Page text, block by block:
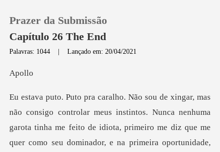
Loja
Histórico
Prazer da Submissão
Capítulo 26 The End
Palavras: 1044 |Lançado em: 20/04/2021
ol
ta tinha me feito de idiota, primeiro me diz que me
quer como seu dominador, e na primeira oportunidade,